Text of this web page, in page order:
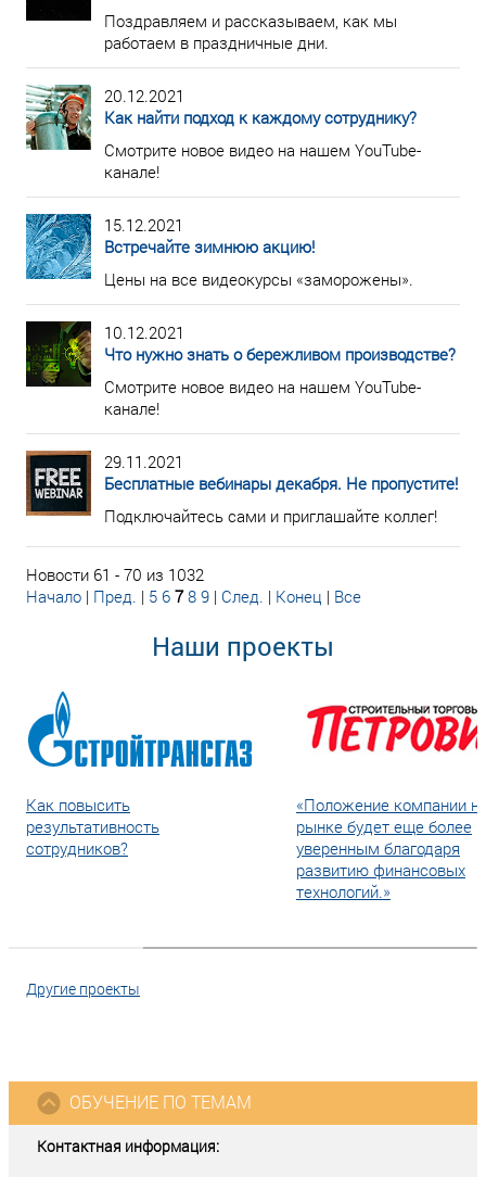
Поздравляем и рассказываем, как мы
работаем в праздничные дни.
20.12.2021
Как найти подход к каждому сотруднику?
Смотрите новое видео на нашем YouTube-
канале!
15.12.2021
Встречайте зимнюю акцию!
Цены на все видеокурсы «заморожены».
10.12.2021
Что нужно знать о бережливом производстве?
Смотрите новое видео на нашем YouTube-
канале!
29.11.2021
Бесплатные вебинары декабря. Не пропустите!
Подключайтесь сами и приглашайте коллег!
Новости 61 - 70 из 1032
Начало | Пред. | 5 6 7 8 9 | След. | Конец | Все
Наши проекты
Как повысить
результативность
сотрудников?
«Положение компании
рынке будет еще более
уверенным благодаря
развитию финансовых
технологий.»
Другие проекты
Контактная информация:
ОБУЧЕНИЕ ПО ТЕМАМ